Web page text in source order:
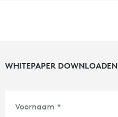
WHITEPAPER DOWNLOADEN
Voornaam *